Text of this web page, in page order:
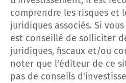
comprendre les risques et
juridiques associés. Si
est conseillé de solliciter
juridiques, fiscaux et/ou
noter que l'éditeur de ce
pas de conseils